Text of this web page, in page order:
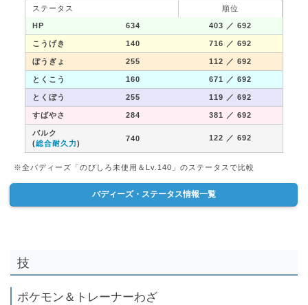
ステータス 順位
HP 634 403 ／ 692
こうげき 140 716 ／ 692
ぼうぎょ 255 112 ／ 692
とくこう 160 671 ／ 692
とくぼう 255 119 ／ 692
すばやさ 284 381 ／ 692
バルク
(総合耐久力)
740 122 ／ 692
※全バディーズ「のびしろ未使用＆Lv.140」のステータスで比較
バディーズ・ステータス情報一覧
技
ポケモン＆トレーナーわざ